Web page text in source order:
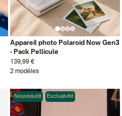
Appareil photo Polaroid Now Gen3
- Pack Pellicule
139,99 €
2 modèles
Nouveauté Exclusivité